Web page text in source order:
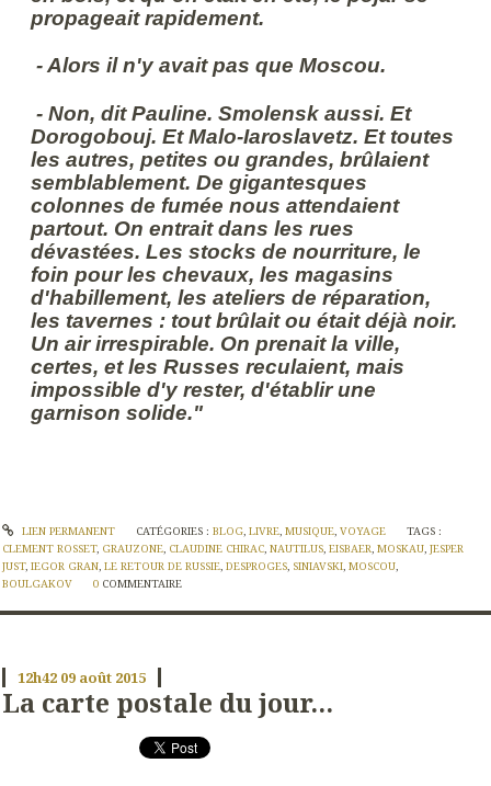
propageait rapidement.
- Alors il n'y avait pas que Moscou.
- Non, dit Pauline. Smolensk aussi. Et
Dorogobouj. Et Malo-Iaroslavetz. Et toutes
les autres, petites ou grandes, brûlaient
semblablement. De gigantesques
colonnes de fumée nous attendaient
partout. On entrait dans les rues
dévastées. Les stocks de nourriture, le
foin pour les chevaux, les magasins
d'habillement, les ateliers de réparation,
les tavernes : tout brûlait ou était déjà noir.
Un air irrespirable. On prenait la ville,
certes, et les Russes reculaient, mais
impossible d'y rester, d'établir une
garnison solide."
LIEN PERMANENT CATÉGORIES : BLOG, LIVRE, MUSIQUE, VOYAGE
TAGS :
CLEMENT ROSSET, GRAUZONE, CLAUDINE CHIRAC, NAUTILUS, EISBAER, MOSKAU, JESPER
JUST, IEGOR GRAN, LE RETOUR DE RUSSIE, DESPROGES, SINIAVSKI, MOSCOU,
BOULGAKOV
0 COMMENTAIRE
12h42 09 août 2015
La carte postale du jour...